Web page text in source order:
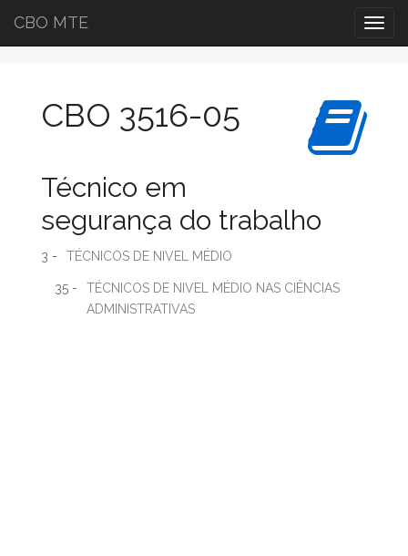
CBO MTE
CBO 3516-05
Técnico em
segurança do trabalho
3 - TÉCNICOS DE NIVEL MÉDIO
35 -
TÉCNICOS DE NIVEL MÉDIO NAS CIÊNCIAS
ADMINISTRATIVAS